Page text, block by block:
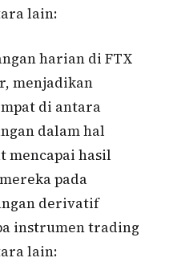
lain:
harian di FTX
menjadikan
di antara
dalam hal
mencapai hasil
pada
derivatif
instrumen trading
lain: